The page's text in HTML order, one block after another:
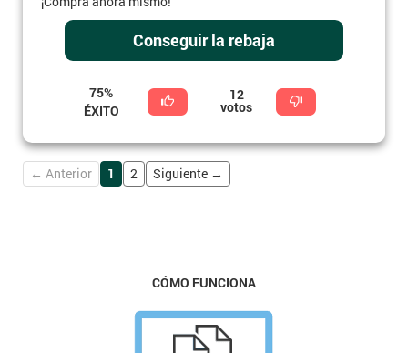
Conseguir la rebaja
75%
ÉXITO
12
votos
← Anterior 1 2 Siguiente →
CÓMO FUNCIONA